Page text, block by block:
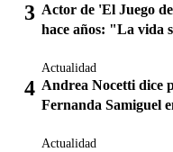
Actor de 'El Juego
hace años: "La vida
Actualidad
Andrea Nocetti dice
Fernanda Samiguel
Actualidad